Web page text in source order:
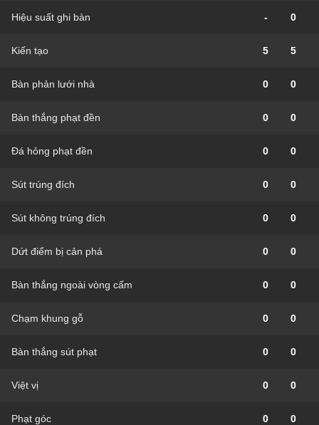
Hiệu suất ghi bàn - 0
Kiến tạo 5 5
Bàn phản lưới nhà 0 0
Bàn thắng phạt đền 0 0
Đá hỏng phạt đền 0 0
Sút trúng đích 0 0
Sút không trúng đích 0 0
Dứt điểm bị cản phá 0 0
Bàn thắng ngoài vòng cấm 0 0
Chạm khung gỗ 0 0
Bàn thắng sút phạt 0 0
Việt vị 0 0
Phạt góc 0 0